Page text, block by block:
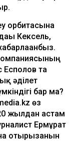
орбитасына
Кексель,
Есполов та
әділет
бар ма?
өз
20 жылдан астам
Ермұрат
отырғызғанын